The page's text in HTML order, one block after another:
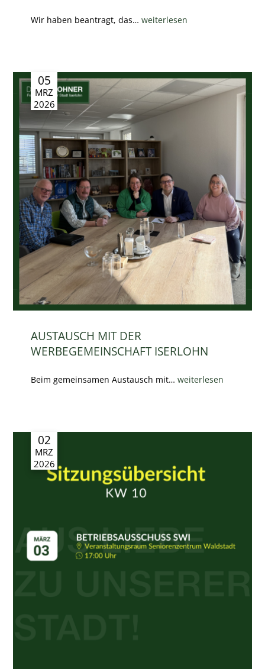
Wir haben beantragt, das…weiterlesen
05
MRZ
2026
AUSTAUSCH MIT DER
WERBEGEMEINSCHAFT ISERLOHN
Beim gemeinsamen Austausch mit…weiterlesen
02
MRZ
2026